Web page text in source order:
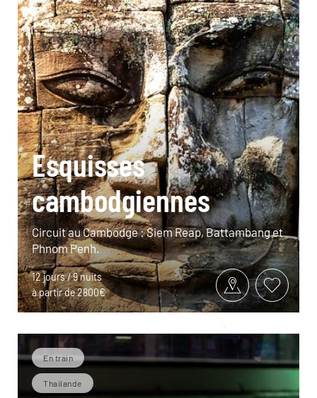
Esquisses
cambodgiennes
Circuit au Cambodge : Siem Reap, Battambang et
Phnom Penh.
12 jours / 9 nuits
à partir de 2800€
En train
Thaïlande